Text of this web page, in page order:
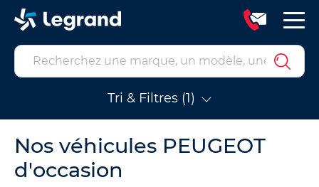
Tri & Filtres (1)
Nos véhicules PEUGEOT
d'occasion